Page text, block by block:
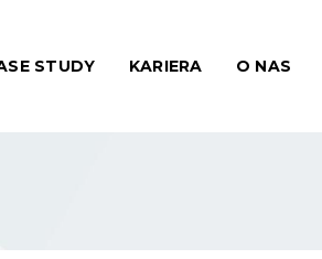
STUDY KARIERA O NAS